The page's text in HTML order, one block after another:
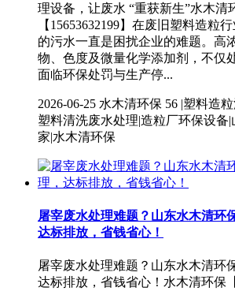
理设备，让废水 “重获新生”水木清
【15653632199】在废旧塑料造粒
的污水一直是困扰企业的难题。高
物、色度及微量化学添加剂，不仅
面临环保处罚与生产停...
2026-06-25 水木清环保 56 |塑料造
塑料清洗废水处理|造粒厂环保设备
家|水木清环保
屠宰废水处理难题？山东水木清环
达标排放，省钱省心！
屠宰废水处理难题？山东水木清环
达标排放，省钱省心！水木清环保